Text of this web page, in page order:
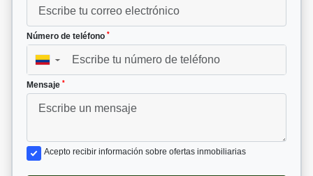
Número de teléfono *
▼
Mensaje *
Acepto recibir información sobre ofertas inmobiliarias